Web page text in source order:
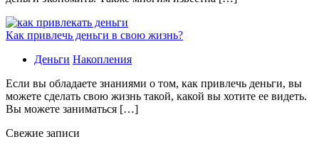
Как привлечь деньги в свою жизнь?
Деньги Накопления
Если вы обладаете знаниями о том, как привлечь деньги, вы
можете сделать свою жизнь такой, какой вы хотите ее видеть.
Вы можете заниматься […]
Свежие записи